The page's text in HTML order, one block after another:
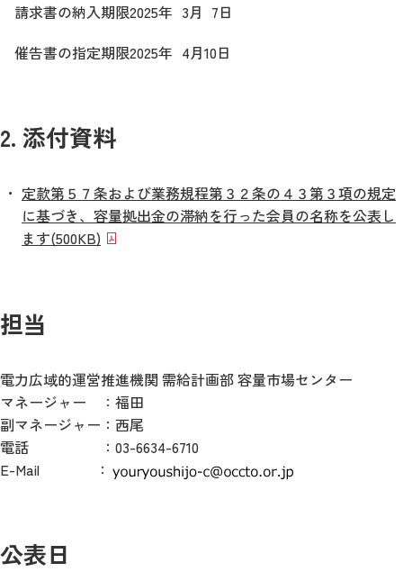
請求書の納入期限2025年 3月 7日
催告書の指定期限2025年 4月10日
2. 添付資料
定款第５７条および業務規程第３２条の４３第３項の規定
に基づき、容量拠出金の滞納を行った会員の名称を公表し
ます(500KB)
担当
電力広域的運営推進機関 需給計画部 容量市場センター
マネージャー
： 福田
副マネージャー：西尾
電話
： 03-6634-6710
E-Mail
：
公表日